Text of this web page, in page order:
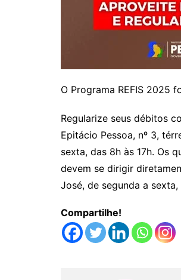
O Programa REFIS 2025
Regularize seus débitos
Epitácio Pessoa, nº 3,
sexta, das 8h às 17h. Os
devem se dirigir
José, de segunda a sexta,
Compartilhe!